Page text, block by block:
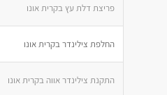
פריצת דלת עץ בקרית אונו
החלפת צילינדר בקרית אונו
התקנת צילינדר אווה בקרית אונו